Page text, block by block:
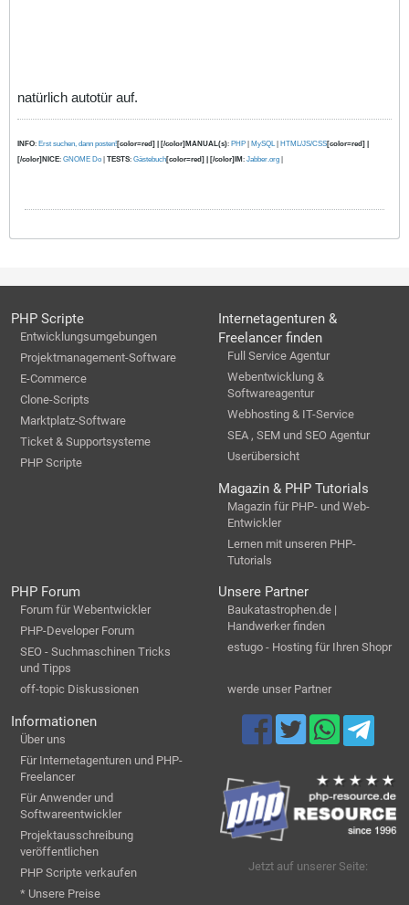
natürlich autotür auf.
INFO: Erst suchen, dann posten![color=red] | [/color]MANUAL(s): PHP MySQL HTML/JS/CSS[color=red] |
[/color]NICE: GNOME Do TESTS: Gästebuch[color=red] | [/color]IM : Jabber.org
PHP Scripte
Entwicklungsumgebungen
Projektmanagement-Software
E-Commerce
Clone-Scripts
Marktplatz-Software
Ticket & Supportsysteme
PHP Scripte
Internetagenturen &
Freelancer finden
Full Service Agentur
Webentwicklung &
Softwareagentur
Webhosting & IT-Service
SEA , SEM und SEO Agentur
Userübersicht
Magazin & PHP Tutorials
Magazin für PHP- und Web-
Entwickler
Lernen mit unseren PHP-
Tutorials
PHP Forum
Forum für Webentwickler
PHP-Developer Forum
SEO - Suchmaschinen Tricks
und Tipps
off-topic Diskussionen
Unsere Partner
Baukatastrophen.de |
Handwerker finden
estugo - Hosting für Ihren Shopr
werde unser Partner
Informationen
Über uns
Für Internetagenturen und PHP-
Freelancer
Für Anwender und
Softwareentwickler
Projektausschreibung
veröffentlichen
PHP Scripte verkaufen
* Unsere Preise
Jetzt auf unserer Seite: